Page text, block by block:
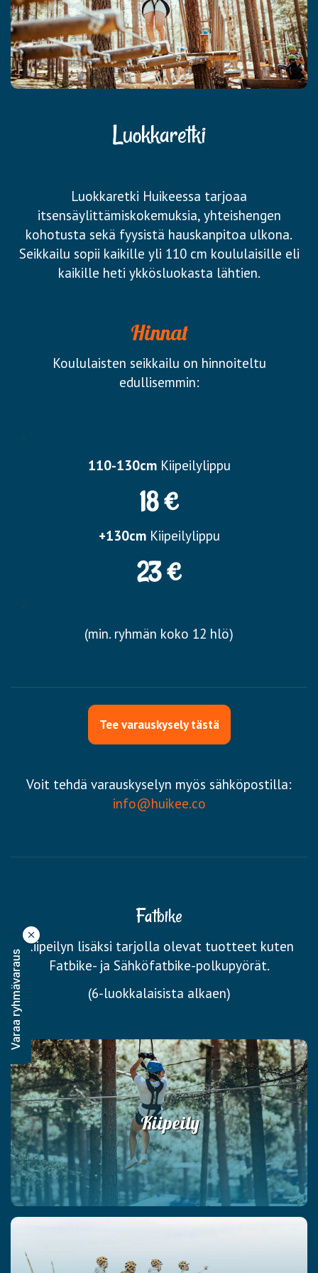
Varaa ryhmävaraus
Luokkaretki
Luokkaretki Huikeessa tarjoaa
itsensäylittämiskokemuksia, yhteishengen
kohotusta sekä fyysistä hauskanpitoa ulkona.
Seikkailu sopii kaikille yli 110 cm koululaisille eli
kaikille heti ykkösluokasta lähtien.
Hinnat
Koululaisten seikkailu on hinnoiteltu
edullisemmin:
-
110-130cmKiipeilylippu
18 €
+130cmKiipeilylippu
23 €
-
(min. ryhmän koko 12 hlö)
Tee varauskysely tästä
Voit tehdä varauskyselyn myös sähköpostilla:
info@huikee.co
Fatbike
Kiipeilyn lisäksi tarjolla olevat tuotteet kuten
Fatbike- ja Sähköfatbike-polkupyörät.
(6-luokkalaisista alkaen)
Kiipeily